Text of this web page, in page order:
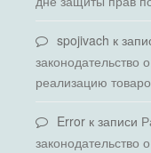
spojivach к
законодательство
реализацию
Error к записи
законодательство